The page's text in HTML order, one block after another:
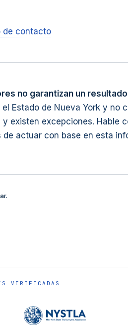
de contacto
no garantizan un
Estado de Nueva York y no
existen excepciones. Hable
actuar con base en esta
VERIFICADAS